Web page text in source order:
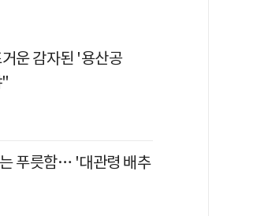
운 감자된 '용산공
푸릇함… '대관령 배추